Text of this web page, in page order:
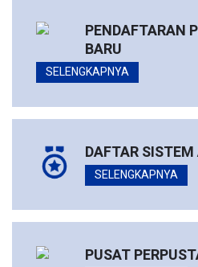
PENDAFTARAN
BARU
SELENGKAPNYA
SELENGKAPNYA
PUSAT